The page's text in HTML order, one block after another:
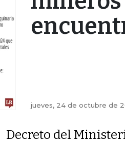
jueves, 24 de octubre de
Decreto del